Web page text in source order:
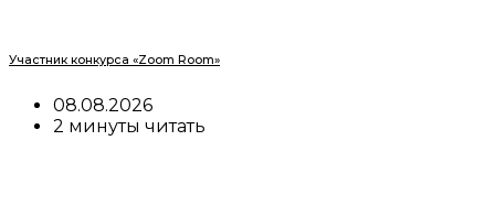
Участник конкурса «Zoom Room»
08.08.2026
2 минуты читать